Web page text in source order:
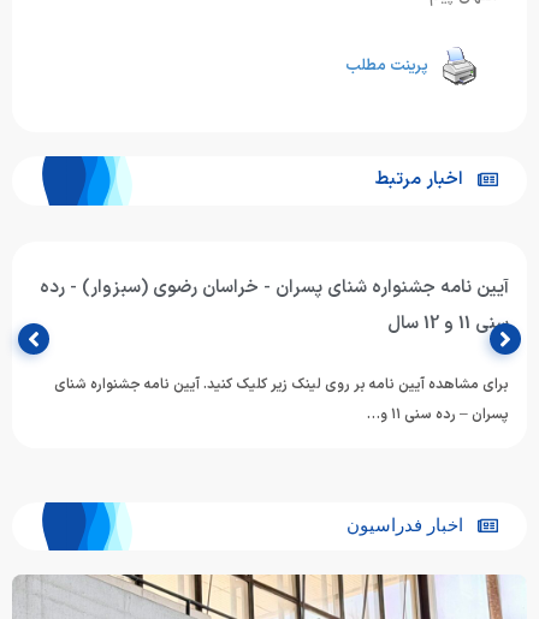
پرینت مطلب
اخبار مرتبط
آیین نامه جشنواره شنای پسران - خراسان رضوی (سبزوار) - رده
سنی 11 و 12 سال
برای مشاهده آیین نامه بر روی لینک زیر کلیک کنید. آیین نامه جشنواره شنای
پسران – رده سنی ۱۱ و…
اخبار فدراسیون